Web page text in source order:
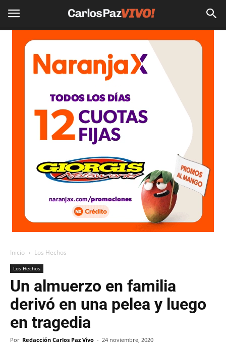
Inicio Los Hechos
Los Hechos
Un almuerzo en familia
derivó en una pelea y luego
en tragedia
Por Redacción Carlos Paz Vivo - 24 noviembre, 2020